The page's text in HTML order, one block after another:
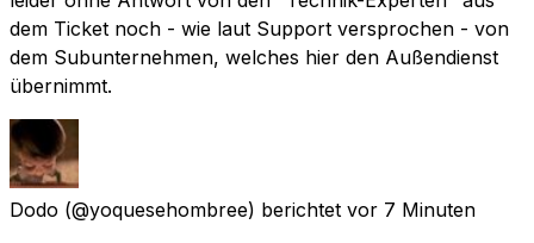
dem Ticket noch - wie laut Support versprochen - von
dem Subunternehmen, welches hier den Außendienst
übernimmt.
Dodo (@yoquesehombree) berichtet vor 7 Minuten